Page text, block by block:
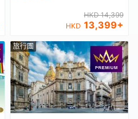
HKD 14,399
HKD 13,399+
旅行團